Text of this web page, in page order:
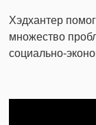
Хэдхантер
множество
социально-